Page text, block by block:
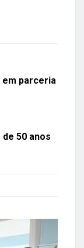
em parceria
50 anos